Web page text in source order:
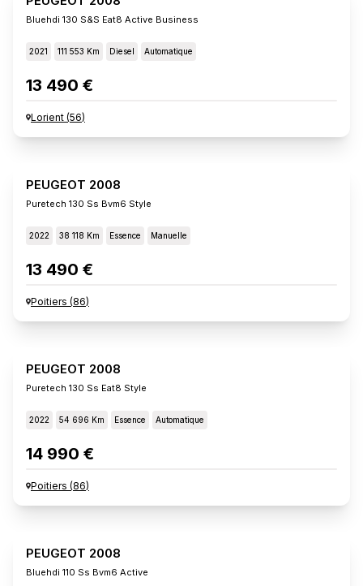
Bluehdi 130 S&s Eat8 Active Business
2021 111 553 Km Diesel Automatique
13 490 €
Lorient (56)
PEUGEOT 2008
Puretech 130 Ss Bvm6 Style
2022 38 118 Km Essence Manuelle
13 490 €
Poitiers (86)
PEUGEOT 2008
Puretech 130 Ss Eat8 Style
2022 54 696 Km Essence Automatique
14 990 €
Poitiers (86)
PEUGEOT 2008
Bluehdi 110 Ss Bvm6 Active